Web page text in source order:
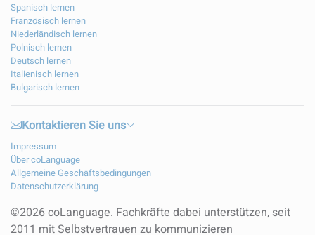
Spanisch lernen
Französisch lernen
Niederländisch lernen
Polnisch lernen
Deutsch lernen
Italienisch lernen
Bulgarisch lernen
Kontaktieren Sie uns
Impressum
Über coLanguage
Allgemeine Geschäftsbedingungen
Datenschutzerklärung
©2026 coLanguage. Fachkräfte dabei unterstützen, seit
2011 mit Selbstvertrauen zu kommunizieren